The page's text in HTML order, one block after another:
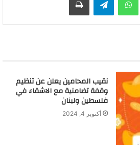
نقيب المحامين يعلن عن تنظيم
وقفة تضامنية مع الاشقاء في
فلسطين ولبنان
أكتوبر 4, 2024